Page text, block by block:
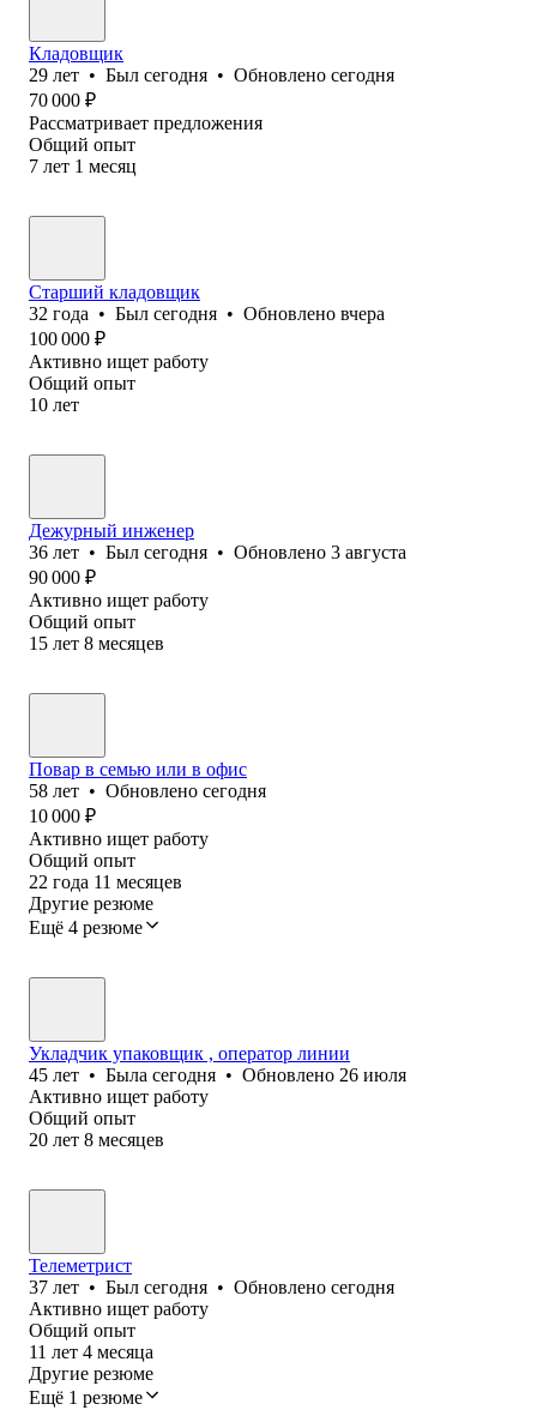
Кладовщик
29 лет • Был сегодня • Обновлено сегодня
70 000 ₽
Рассматривает предложения
Общий опыт
7 лет 1 месяц
Старший кладовщик
32 года • Был сегодня • Обновлено вчера
100 000 ₽
Активно ищет работу
Общий опыт
10 лет
Дежурный инженер
36 лет • Был сегодня • Обновлено 3 августа
90 000 ₽
Активно ищет работу
Общий опыт
15 лет 8 месяцев
Повар в семью или в офис
58 лет • Обновлено сегодня
10 000 ₽
Активно ищет работу
Общий опыт
22 года 11 месяцев
Другие резюме
Ещё 4 резюме
Укладчик упаковщик , оператор линии
45 лет • Была сегодня • Обновлено 26 июля
Активно ищет работу
Общий опыт
20 лет 8 месяцев
Телеметрист
37 лет • Был сегодня • Обновлено сегодня
Активно ищет работу
Общий опыт
11 лет 4 месяца
Другие резюме
Ещё 1 резюме